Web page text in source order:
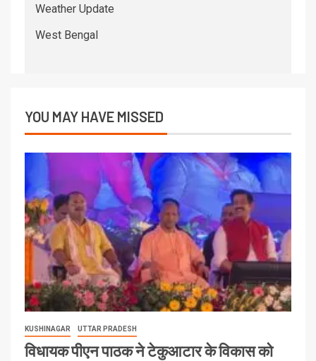
Weather Update
West Bengal
YOU MAY HAVE MISSED
KUSHINAGAR UTTAR PRADESH
विधायक पीएन पाठक ने टेकुआटार के विकास को